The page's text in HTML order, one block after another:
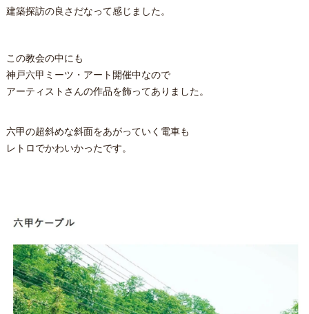
建築探訪の良さだなって感じました。
この教会の中にも
神戸六甲ミーツ・アート開催中なので
アーティストさんの作品を飾ってありました。
六甲の超斜めな斜面をあがっていく電車も
レトロでかわいかったです。